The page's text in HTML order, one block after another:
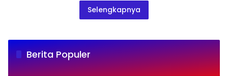
Selengkapnya
Berita Populer